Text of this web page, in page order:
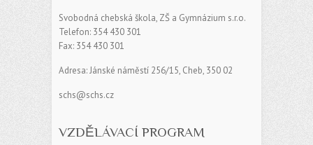
Svobodná chebská škola, ZŠ a Gymnázium s.r.o.
Telefon: 354 430 301
Fax: 354 430 301
Adresa: Jánské náměstí 256/15, Cheb, 350 02
schs@schs.cz
VZDĚLÁVACÍ PROGRAM